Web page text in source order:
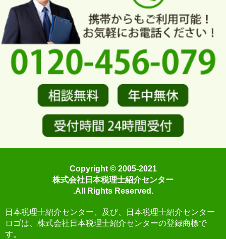
Copyright © 2005-2021
株式会社日本税理士紹介センター
.All Rights Reserved.
日本税理士紹介センター、及び、日本税理士紹介センター
ロゴは、株式会社日本税理士紹介センターの登録商標で
す。